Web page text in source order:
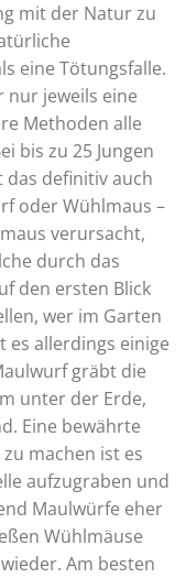
mit der Natur zu
eine Tötungsfalle.
nur jeweils eine
Methoden alle
bis zu 25 Jungen
das definitiv auch
oder Wühlmaus –
verursacht,
durch das
den ersten Blick
wer im Garten
es allerdings einige
gräbt die
unter der Erde,
Eine bewährte
machen ist es
aufzugraben und
Maulwürfe eher
Wühlmäuse
Am besten